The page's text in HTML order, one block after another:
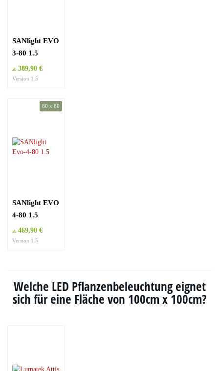
SANlight EVO
3-80 1.5
ab 389,90 €
Version 1.5
80 x 80
SANlight EVO
4-80 1.5
ab 469,90 €
Version 1.5
Welche LED Pflanzenbeleuchtung eignet
sich für eine Fläche von 100cm x 100cm?